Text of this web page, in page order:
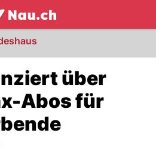
NAU.ch
über
Abos für